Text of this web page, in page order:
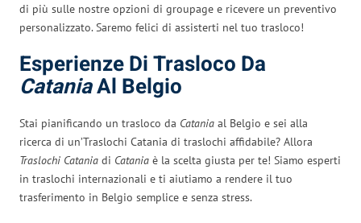
di più sulle nostre opzioni di groupage e ricevere un preventivo
personalizzato. Saremo felici di assisterti nel tuo trasloco!
Esperienze Di Trasloco Da
CataniaAl Belgio
Stai pianificando un trasloco da Catania al Belgio e sei alla
ricerca di un’Traslochi Catania di traslochi affidabile? Allora
Traslochi Catania di Catania è la scelta giusta per te! Siamo esperti
in traslochi internazionali e ti aiutiamo a rendere il tuo
trasferimento in Belgio semplice e senza stress.